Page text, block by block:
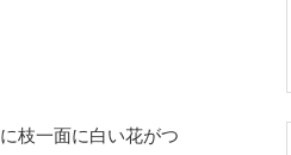
枝一面に白い花がつ